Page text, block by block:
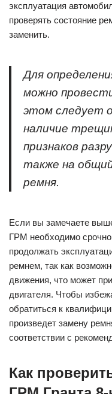
эксплуатация
проверять состояние
заменить.
Для
можно
этом следует
наличие
признаков
также на
ремня.
Если вы замечаете
ГРМ необходимо срочно
продолжать
ремнем, так как
движения, что может
двигателя. Чтобы
обратиться к
произведет замену
соответствии с
Как